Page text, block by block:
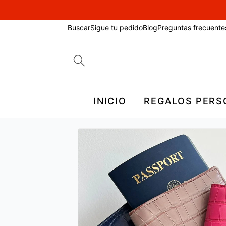
BuscarSigue tu pedidoBlogPreguntas
INICIO REGALOS